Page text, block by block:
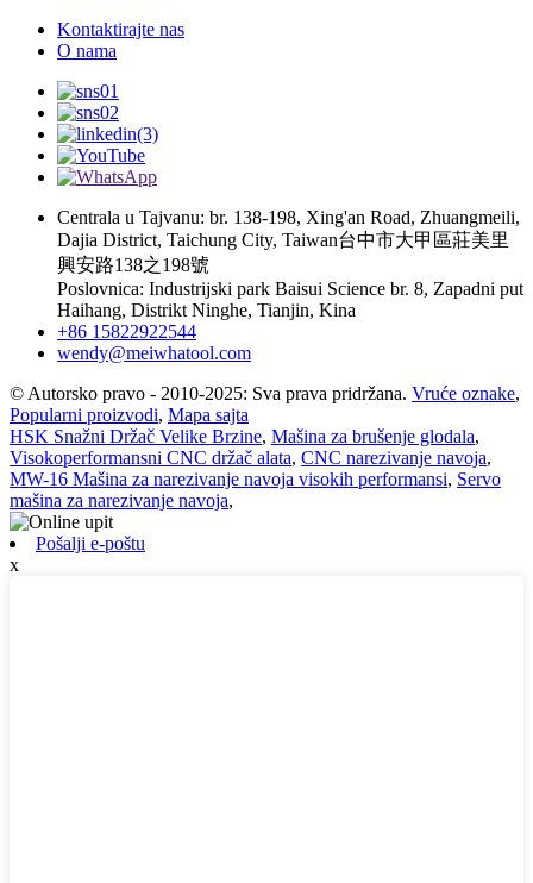
Kontaktirajte nas
O nama
Centrala u Tajvanu: br. 138-198, Xing'an Road, Zhuangmeili,
Dajia District, Taichung City, Taiwan台中市大甲區莊美里
興安路138之198號
Poslovnica: Industrijski park Baisui Science br. 8, Zapadni put
Haihang, Distrikt Ninghe, Tianjin, Kina
+86 15822922544
wendy@meiwhatool.com
© Autorsko pravo - 2010-2025: Sva prava pridržana. Vruće oznake,
Popularni proizvodi, Mapa sajta
HSK Snažni Držač Velike Brzine, Mašina za brušenje glodala,
Visokoperformansni CNC držač alata, CNC narezivanje navoja,
MW-16 Mašina za narezivanje navoja visokih performansi, Servo
mašina za narezivanje navoja,
Pošalji e-poštu
x